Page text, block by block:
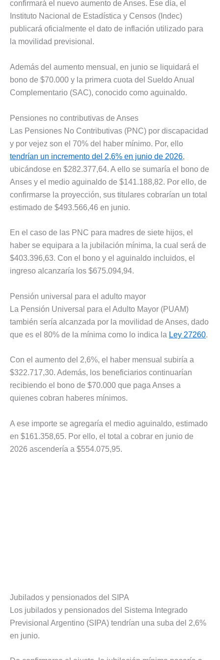
confirmará el nuevo aumento de Anses. Ese día, el
Instituto Nacional de Estadística y Censos (Indec)
publicará oficialmente el dato de inflación utilizado para
la movilidad previsional.
Además del aumento mensual, en junio se liquidará el
bono de $70.000 y la primera cuota del Sueldo Anual
Complementario (SAC), conocido como aguinaldo.
Pensiones no contributivas de Anses
Las Pensiones No Contributivas (PNC) por discapacidad
y por vejez son el 70% del haber mínimo. Por, ello
tendrían un incremento del 2,6% en junio de 2026,
ubicándose en $282.377,64. A ello se sumaría el bono de
Anses y el medio aguinaldo de $141.188,82. Por ello, de
confirmarse la proyección, sus titulares cobrarían un total
estimado de $493.566,46 en junio.
En el caso de las PNC para madres de siete hijos, el
haber se equipara a la jubilación mínima, la cual será de
$403.396,63. Con el bono y el aguinaldo incluidos, el
ingreso alcanzaría los $675.094,94.
Pensión universal para el adulto mayor
La Pensión Universal para el Adulto Mayor (PUAM)
también sería alcanzada por la movilidad de Anses, dado
que es el 80% de la mínima como lo indica la Ley 27260.
Con el aumento del 2,6%, el haber mensual subiría a
$322.717,30. Además, los beneficiarios continuarían
recibiendo el bono de $70.000 que paga Anses a
quienes cobran haberes mínimos.
A ese importe se agregaría el medio aguinaldo, estimado
en $161.358,65. Por ello, el total a cobrar en junio de
2026 ascendería a $554.075,95.
Jubilados y pensionados del SIPA
Los jubilados y pensionados del Sistema Integrado
Previsional Argentino (SIPA) tendrían una suba del 2,6%
en junio.